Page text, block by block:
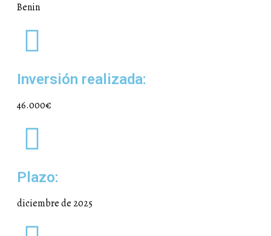
Benin
Inversión realizada:
46.000€
Plazo:
diciembre de 2025